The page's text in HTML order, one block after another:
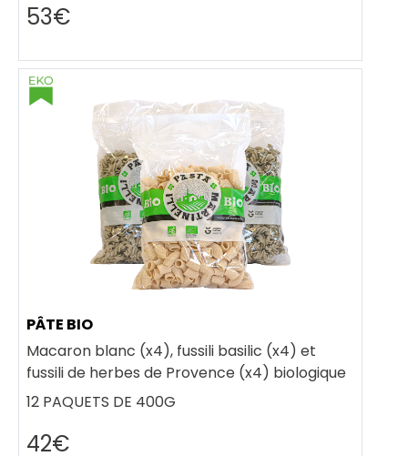
53€
PÂTE BIO
Macaron blanc (x4), fussili basilic (x4) et
fussili de herbes de Provence (x4) biologique
12 PAQUETS DE 400G
42€